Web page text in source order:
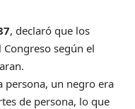
, declaró que los
según el
persona, un negro era
de persona, lo que